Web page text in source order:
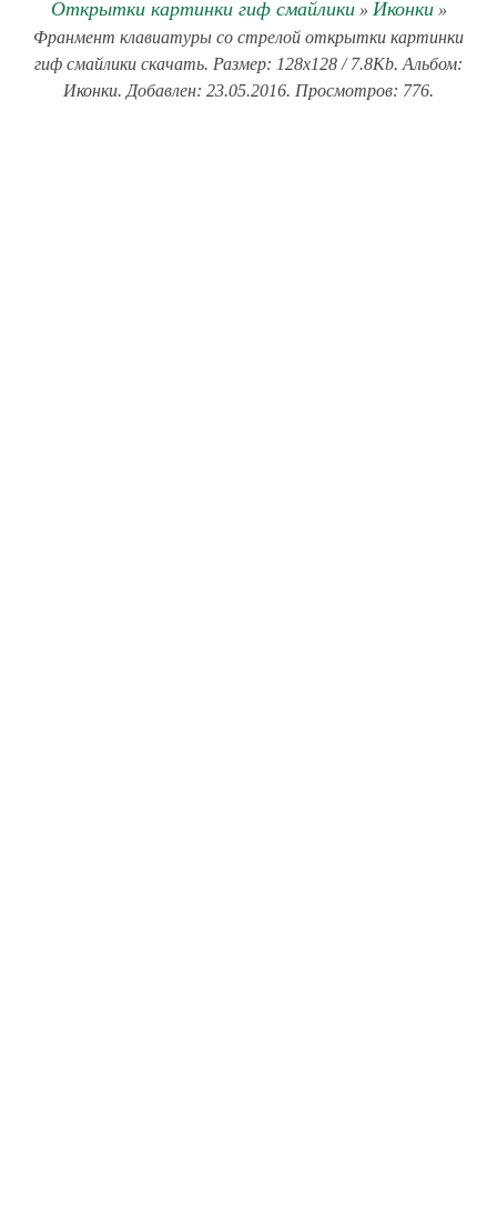
Открытки картинки гиф смайлики» Иконки»
Франмент клавиатуры со стрелой открытки картинки
гиф смайлики скачать. Размер: 128x128 / 7.8Kb. Альбом:
Иконки. Добавлен: 23.05.2016. Просмотров: 776.